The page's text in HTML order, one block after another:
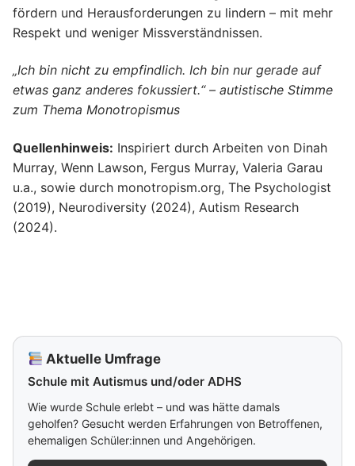
fördern und Herausforderungen zu lindern – mit mehr
Respekt und weniger Missverständnissen.
„Ich bin nicht zu empfindlich. Ich bin nur gerade auf
etwas ganz anderes fokussiert.“ – autistische Stimme
zum Thema Monotropismus
Quellenhinweis: Inspiriert durch Arbeiten von Dinah
Murray, Wenn Lawson, Fergus Murray, Valeria Garau
u.a., sowie durch monotropism.org, The Psychologist
(2019), Neurodiversity (2024), Autism Research
(2024).
Aktuelle Umfrage
Schule mit Autismus und/oder ADHS
Wie wurde Schule erlebt – und was hätte damals
geholfen? Gesucht werden Erfahrungen von Betroffenen,
ehemaligen Schüler:innen und Angehörigen.